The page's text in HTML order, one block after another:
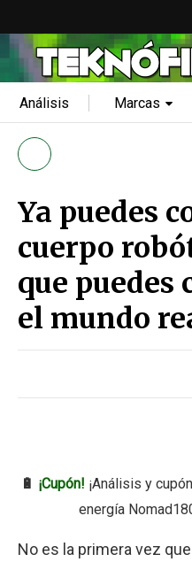
Análisis Marcas
Ya puedes
cuerpo
que puedes
el mundo
🔋 ¡Cupón! ¡Análisis y
energía
No es la primera vez